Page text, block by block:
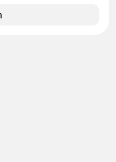
คุณยังคิดแบบนั้น แสดง